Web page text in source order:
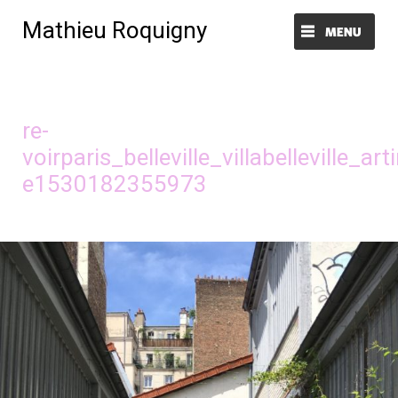
Mathieu Roquigny
Menu et widgets
re-
e1530182355973